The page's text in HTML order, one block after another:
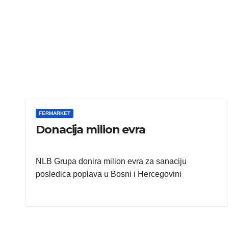
FERMARKET
Donacija milion evra
NLB Grupa donira milion evra za sanaciju
posledica poplava u Bosni i Hercegovini